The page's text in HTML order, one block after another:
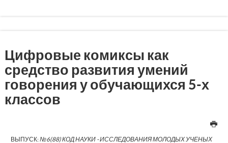
Цифровые комиксы как
средство развития умений
говорения у обучающихся 5-х
классов
ВЫПУСК:№6(88) КОД НАУКИ - ИССЛЕДОВАНИЯ МОЛОДЫХ УЧЕНЫХ